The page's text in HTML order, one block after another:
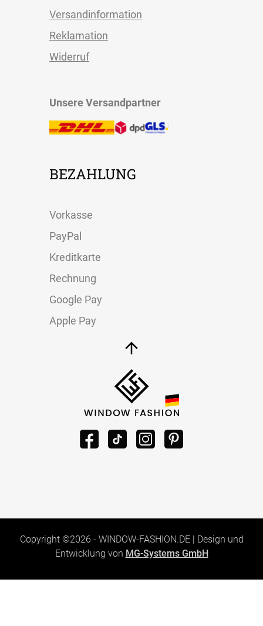
Versandinformation
Reklamation
Widerruf
Unsere Versandpartner
BEZAHLUNG
Vorkasse
PayPal
Kreditkarte
Rechnung
Google Pay
Apple Pay
Copyright ©2026 - WINDOW-FASHION.DE| Design und
Entwicklung von MG-Systems GmbH